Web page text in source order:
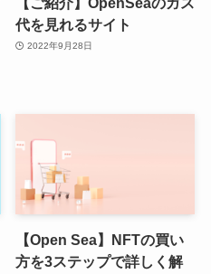
代を見れるサイト
2022年9月28日
【Open Sea】NFTの買い
方を3ステップで詳しく解